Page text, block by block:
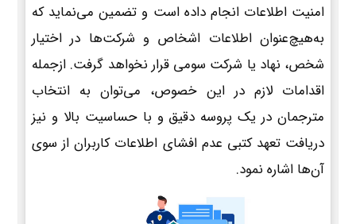
امنیت اطلاعات انجام داده است و تضمین می‌نماید که
به‌هیچ‌عنوان اطلاعات اشخاص و شرکت‌ها در اختیار
شخص، نهاد یا شرکت سومی قرار نخواهد گرفت. ازجمله
اقدامات لازم در این خصوص، می‌توان به انتخاب
مترجمان در یک پروسه دقیق و با حساسیت بالا و نیز
دریافت تعهد کتبی عدم افشای اطلاعات کاربران از سوی
آن‌ها اشاره نمود.